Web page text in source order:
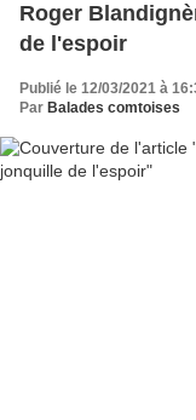
Roger
de l'espoir
Publié le 12/03/2021 à
Par Balades comtoises